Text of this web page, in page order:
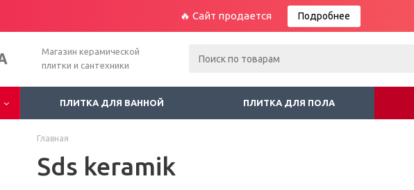
🔥 Сайт продается Подробнее
Магазин керамической
плитки и сантехники
ПЛИТКА ДЛЯ ВАННОЙ ПЛИТКА ДЛЯ ПОЛА
Главная
Sds keramik